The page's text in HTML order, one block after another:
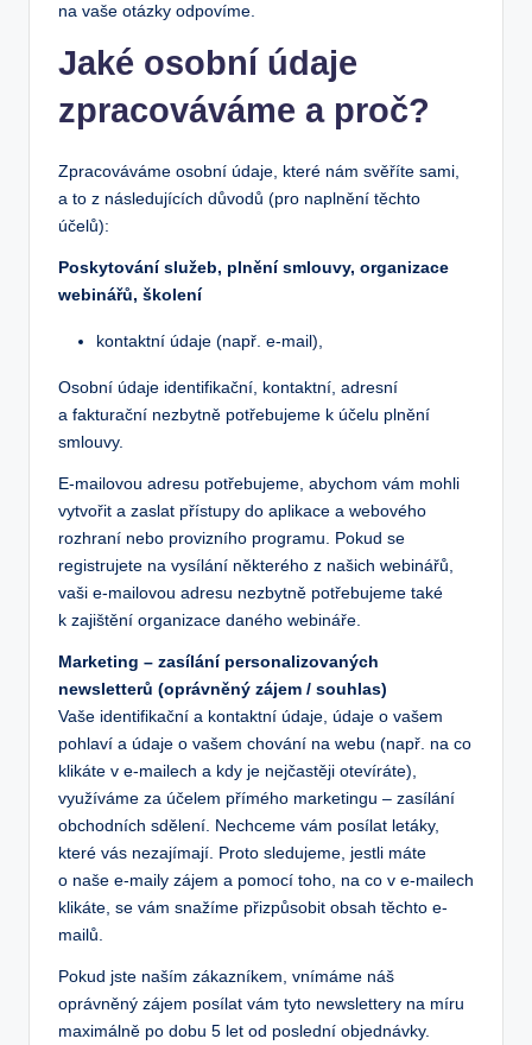
na vaše otázky odpovíme.
Jaké osobní údaje
zpracováváme a proč?
Zpracováváme osobní údaje, které nám svěříte sami,
a to z následujících důvodů (pro naplnění těchto
účelů):
Poskytování služeb, plnění smlouvy, organizace
webinářů, školení
kontaktní údaje (např. e-mail),
Osobní údaje identifikační, kontaktní, adresní
a fakturační nezbytně potřebujeme k účelu plnění
smlouvy.
E-mailovou adresu potřebujeme, abychom vám mohli
vytvořit a zaslat přístupy do aplikace a webového
rozhraní nebo provizního programu. Pokud se
registrujete na vysílání některého z našich webinářů,
vaši e-mailovou adresu nezbytně potřebujeme také
k zajištění organizace daného webináře.
Marketing – zasílání personalizovaných
newsletterů (oprávněný zájem / souhlas)
Vaše identifikační a kontaktní údaje, údaje o vašem
pohlaví a údaje o vašem chování na webu (např. na co
klikáte v e-mailech a kdy je nejčastěji otevíráte),
využíváme za účelem přímého marketingu – zasílání
obchodních sdělení. Nechceme vám posílat letáky,
které vás nezajímají. Proto sledujeme, jestli máte
o naše e-maily zájem a pomocí toho, na co v e-mailech
klikáte, se vám snažíme přizpůsobit obsah těchto e-
mailů.
Pokud jste naším zákazníkem, vnímáme náš
oprávněný zájem posílat vám tyto newslettery na míru
maximálně po dobu 5 let od poslední objednávky.